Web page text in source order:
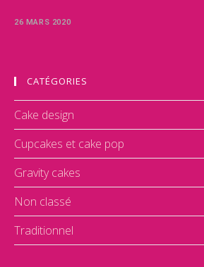
26 MARS 2020
CATÉGORIES
Cake design
Cupcakes et cake pop
Gravity cakes
Non classé
Traditionnel